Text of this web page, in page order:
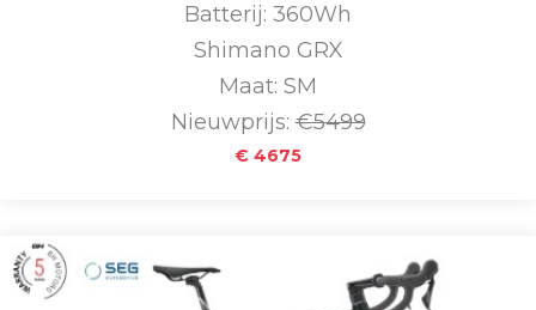
Batterij: 360Wh
Shimano GRX
Maat: SM
Nieuwprijs:€5499
€ 4675